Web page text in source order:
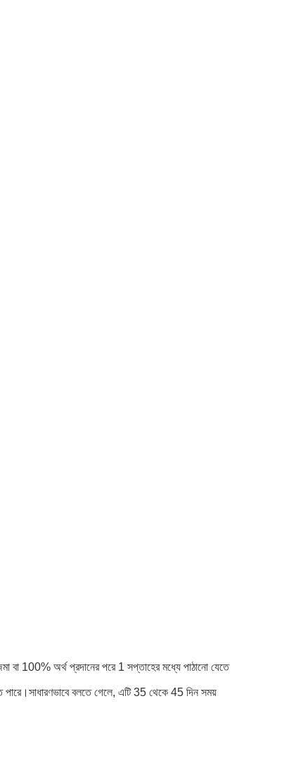
বা 100% অর্থ প্রদানের পরে 1 সপ্তাহের মধ্যে পাঠানো যেতে
পারে।সাধারণভাবে বলতে গেলে, এটি 35 থেকে 45 দিন সময়